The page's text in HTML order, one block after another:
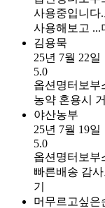
사용중입니다
사용해보고 ...
김용묵
25년 7월 22일
5.0
옵션명터보부
농약 혼용시
야산농부
25년 7월 19일
5.0
옵션명터보부
빠른배송 감
기
머무르고싶은